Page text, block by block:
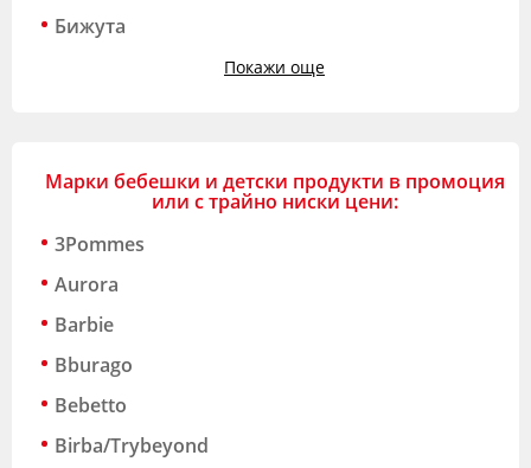
Бижута
Покажи още
Марки бебешки и детски продукти в промоция
или с трайно ниски цени:
3Pommes
Aurora
Barbie
Bburago
Bebetto
Birba/Trybeyond